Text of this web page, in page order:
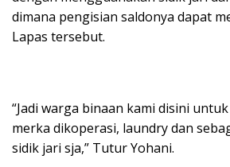
dimana pengisian saldonya dapat
Lapas tersebut.
“Jadi warga binaan kami disini
merka dikoperasi, laundry dan
sidik jari sja,” Tutur Yohani.